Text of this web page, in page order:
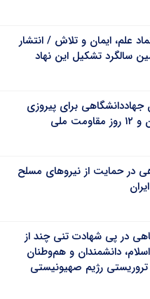
علم، ایمان و تلاش / انتشار
سالگرد تشکیل این نهاد
جهاددانشگاهی برای پیروزی
ملی
در حمایت از نیروهای مسلح
در پی شهادت تنی چند از
دانشمندان و هم‌وطنان
تروریستی رژیم صهیونیستی